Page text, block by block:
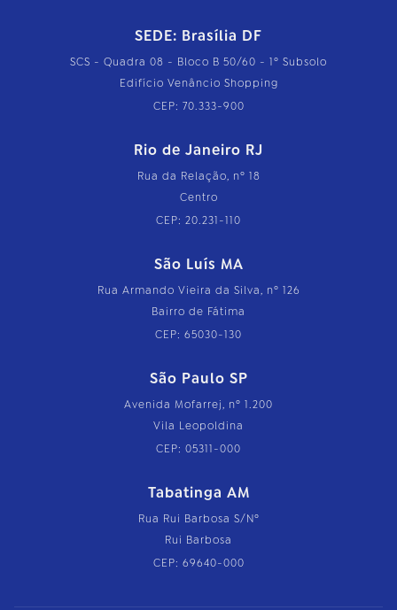
SEDE: Brasília DF
SCS - Quadra 08 - Bloco B 50/60 - 1º Subsolo
Edifício Venâncio Shopping
CEP: 70.333-900
Rio de Janeiro RJ
Rua da Relação, nº 18
Centro
CEP: 20.231-110
São Luís MA
Rua Armando Vieira da Silva, nº 126
Bairro de Fátima
CEP: 65030-130
São Paulo SP
Avenida Mofarrej, nº 1.200
Vila Leopoldina
CEP: 05311-000
Tabatinga AM
Rua Rui Barbosa S/Nº
Rui Barbosa
CEP: 69640-000